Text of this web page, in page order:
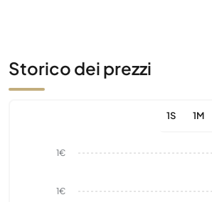
Storico dei prezzi
1S 1M
1€
1€